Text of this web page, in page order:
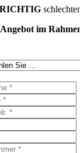
RICHTIG
im